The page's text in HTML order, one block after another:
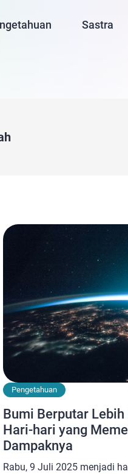
Sastra
Pengetahuan
Bumi Berputar Lebih
Hari-hari yang
Dampaknya
Rabu, 9 Juli 2025 menjadi